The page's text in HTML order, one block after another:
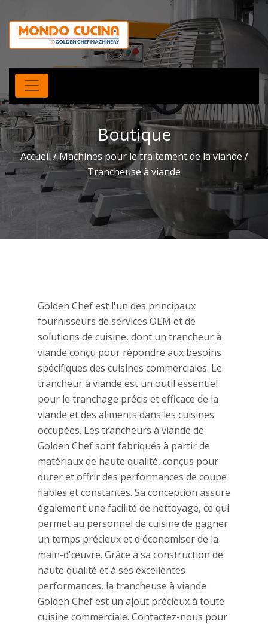
Boutique
Accueil/Machines pour le traitement de la viande /
Trancheuse à viande
Golden Chef est l'un des principaux
fournisseurs de services OEM et de
solutions de cuisine, dont un trancheur à
viande conçu pour répondre aux besoins
spécifiques des cuisines commerciales. Le
trancheur à viande est un outil essentiel
pour le tranchage précis et efficace de la
viande et des aliments dans les cuisines
occupées. Les trancheurs à viande de
Golden Chef sont fabriqués à partir de
matériaux de haute qualité, conçus pour
durer et offrir des performances de coupe
fiables et constantes. Sa conception assure
également une facilité de nettoyage, ce qui
permet au personnel de cuisine de gagner
un temps précieux et d'économiser de la
main-d'œuvre. Grâce à sa construction de
haute qualité et à ses excellentes
performances, la trancheuse à viande
Golden Chef est un ajout précieux à toute
cuisine commerciale. Contactez-nous pour